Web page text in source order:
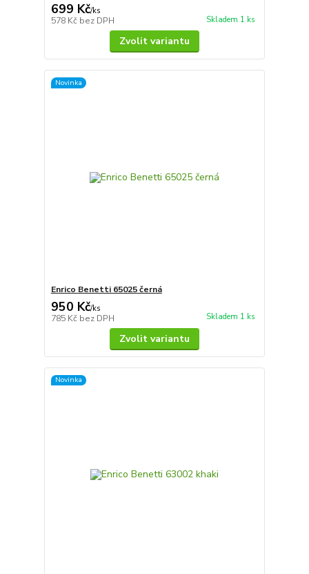
699 Kč/ks
578 Kč bez DPH Skladem 1 ks
Zvolit variantu
Novinka
Enrico Benetti 65025 černá
950 Kč/ks
785 Kč bez DPH Skladem 1 ks
Zvolit variantu
Novinka